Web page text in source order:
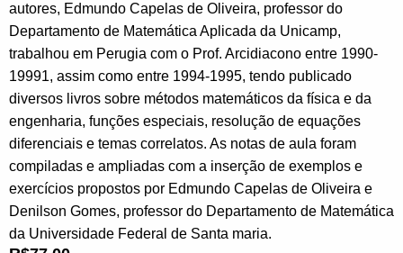
autores, Edmundo Capelas de Oliveira, professor do
Departamento de Matemática Aplicada da Unicamp,
trabalhou em Perugia com o Prof. Arcidiacono entre 1990-
19991, assim como entre 1994-1995, tendo publicado
diversos livros sobre métodos matemáticos da física e da
engenharia, funções especiais, resolução de equações
diferenciais e temas correlatos. As notas de aula foram
compiladas e ampliadas com a inserção de exemplos e
exercícios propostos por Edmundo Capelas de Oliveira e
Denilson Gomes, professor do Departamento de Matemática
da Universidade Federal de Santa maria.